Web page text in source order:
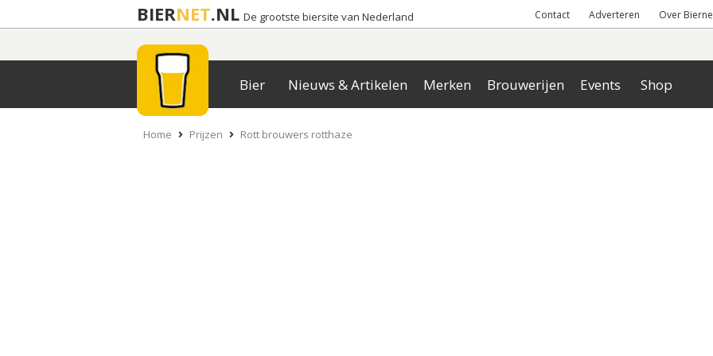
BIERNET.NL De grootste biersite van Nederland Contact Adverteren Over
Bier Nieuws & Artikelen Merken Brouwerijen Events Shop
Home Prijzen Rott brouwers rotthaze